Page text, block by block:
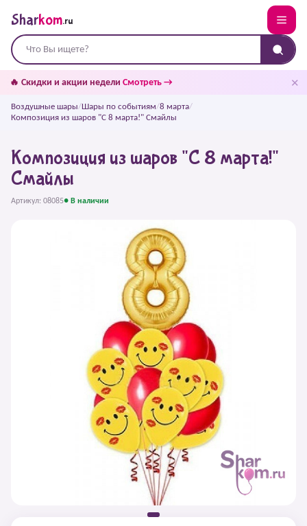
Sharkom.ru
🔥 Скидки и акции недели Смотреть → ✕
Воздушные шары/Шары по событиям/8 марта/
Композиция из шаров "С 8 марта!" Смайлы
Композиция из шаров "С 8 марта!"
Смайлы
Артикул: 08085● В наличии